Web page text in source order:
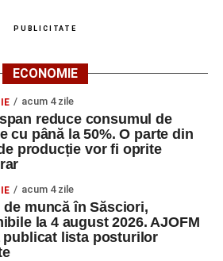
PUBLICITATE
ECONOMIE
acum 4 zile
reduce consumul de
cu până la 50%. O parte din
producție vor fi oprite
acum 4 zile
de muncă în Săsciori,
la 4 august 2026. AJOFM
publicat lista posturilor